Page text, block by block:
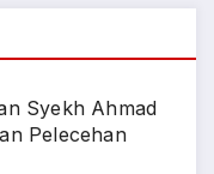
Syekh Ahmad
Pelecehan